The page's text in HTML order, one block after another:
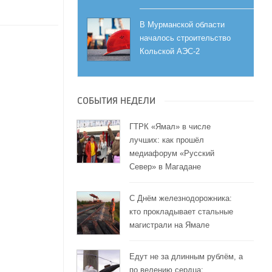
В Мурманской области
началось строительство
Кольской АЭС-2
СОБЫТИЯ НЕДЕЛИ
ГТРК «Ямал» в числе
лучших: как прошёл
медиафорум «Русский
Север» в Магадане
С Днём железнодорожника:
кто прокладывает стальные
магистрали на Ямале
Едут не за длинным рублём, а
по велению сердца: